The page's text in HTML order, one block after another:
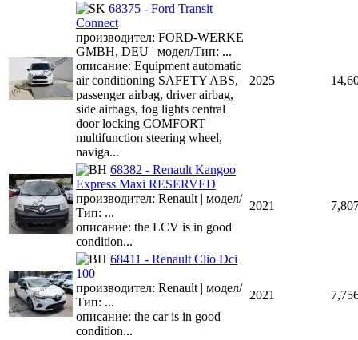
68375 - Ford Transit
Connect
производител: FORD-WERKE
GMBH, DEU | модел/Тип: ...
описание: Equipment automatic
air conditioning SAFETY ABS,
passenger airbag, driver airbag,
side airbags, fog lights central
door locking COMFORT
multifunction steering wheel,
naviga...
2025
68382 - Renault Kangoo
Express Maxi RESERVED
производител: Renault | модел/
Тип: ...
описание: the LCV is in good
condition...
2021
68411 - Renault Clio Dci
100
производител: Renault | модел/
Тип: ...
описание: the car is in good
condition...
2021